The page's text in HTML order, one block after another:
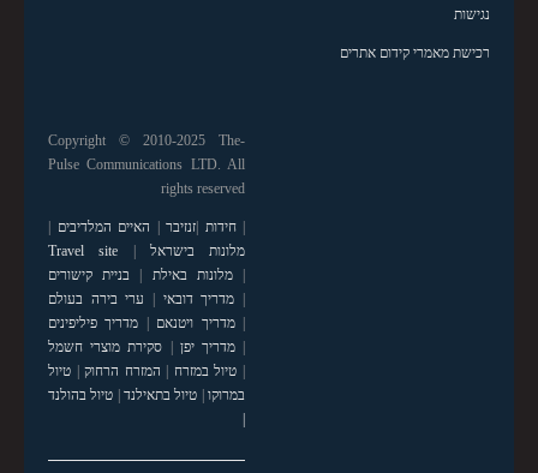
נגישות
רכישת מאמרי קידום אתרים
Copyright © 2010-2025 The-
Pulse Communications LTD. All
rights reserved
|חידות זנזיבר האיים המלדיבים
מלונות בישראל
Travel site
|מלונות באילת
בניית קישורים
מדריך דובאי
ערי בירה בעולם
|מדריך ויטנאם
מדריך פיליפינים
|מדריך יפן
סקירת מוצרי חשמל
טיול במזרח המזרח הרחוק| טיול
במרוקו| טיול בתאילנד| טיול בהולנד